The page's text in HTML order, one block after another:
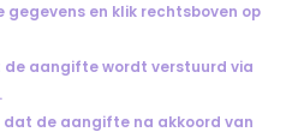
en klik rechtsboven op
aangifte wordt verstuurd via
.
dat de aangifte na akkoord van